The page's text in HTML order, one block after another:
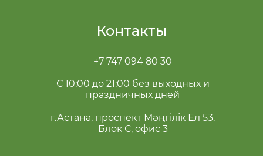
Контакты
+7 747 094 80 30
С 10:00 до 21:00 без выходных и
праздничных дней
г.Астана, проспект Мәңгілік Ел 53.
Блок С, офис 3